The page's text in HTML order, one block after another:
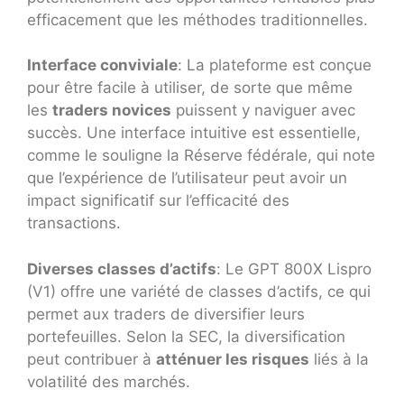
efficacement que les méthodes traditionnelles.
Interface conviviale: La plateforme est conçue
pour être facile à utiliser, de sorte que même
les traders novices puissent y naviguer avec
succès. Une interface intuitive est essentielle,
comme le souligne la Réserve fédérale, qui note
que l’expérience de l’utilisateur peut avoir un
impact significatif sur l’efficacité des
transactions.
Diverses classes d’actifs: Le GPT 800X Lispro
(V1) offre une variété de classes d’actifs, ce qui
permet aux traders de diversifier leurs
portefeuilles. Selon la SEC, la diversification
peut contribuer à atténuer les risques liés à la
volatilité des marchés.